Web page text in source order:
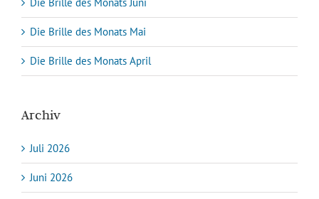
Die Brille des Monats Juni
Die Brille des Monats Mai
Die Brille des Monats April
Archiv
Juli 2026
Juni 2026